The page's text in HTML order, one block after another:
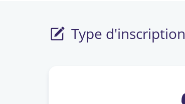
Type d'inscription